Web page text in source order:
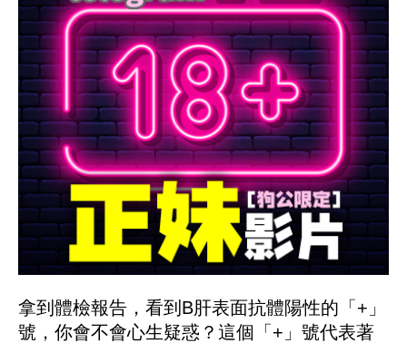
拿到體檢報告，看到B肝表面抗體陽性的「+」
號，你會不會心生疑惑？這個「+」號代表著